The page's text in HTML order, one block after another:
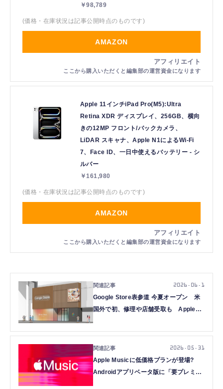
￥98,789
(価格・在庫状況は記事公開時点のものです)
AMAZON
Apple 11インチiPad Pro(M5):Ultra
Retina XDR ディスプレイ、256GB、横向
きの12MP フロント/バックカメラ、
LiDAR スキャナ、Apple N1によるWi-Fi
7、Face ID、一日中使えるバッテリー - シ
ルバー
￥161,980
(価格・在庫状況は記事公開時点のものです)
AMAZON
Google Store表参道 今夏オープン 米
国外で初、修理や店舗受取も Apple表
2026.06.1
Apple Musicに低価格プランが登場?
Androidアプリベータ版に「要プレミア
2026.05.31